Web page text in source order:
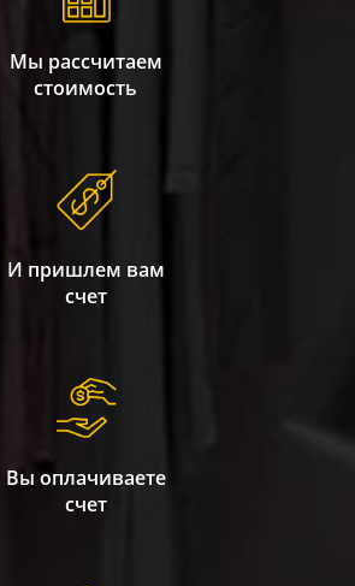
Мы рассчитаем
стоимость
И пришлем вам
счет
Вы оплачиваете
счет